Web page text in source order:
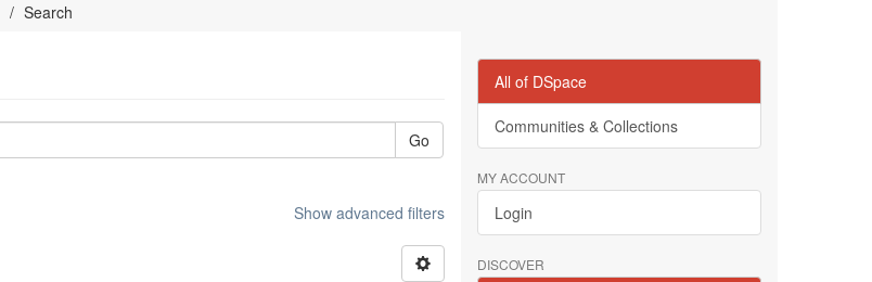
Search
Go
Show advanced filters
All of DSpace
Communities & Collections
MY ACCOUNT
Login
DISCOVER